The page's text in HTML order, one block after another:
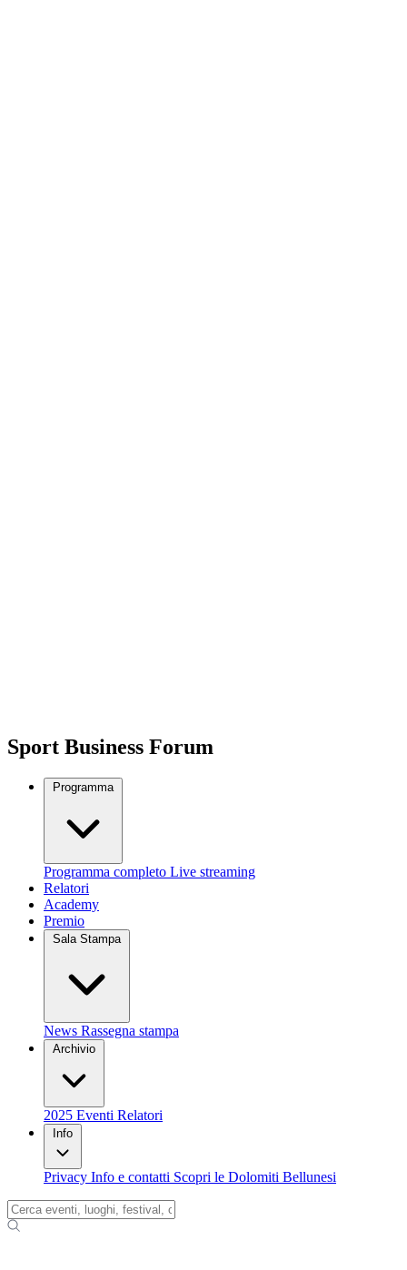
Sport Business Forum
Programma
Programma completo Live streaming
Relatori
Academy
Premio
Sala Stampa
News Rassegna stampa
Archivio
2025 Eventi Relatori
Info
Privacy Info e contatti Scopri le Dolomiti Bellunesi